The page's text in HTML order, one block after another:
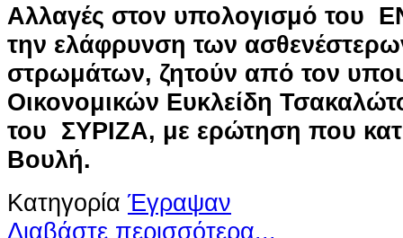
Αλλαγές στον υπολογισμό του
την ελάφρυνση των
στρωμάτων, ζητούν από τον
Οικονομικών Ευκλείδη
του ΣΥΡΙΖΑ, με ερώτηση που
Βουλή.
Κατηγορία Έγραψαν
Διαβάστε περισσότερα...